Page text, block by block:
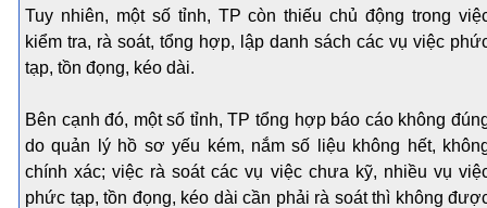
Tuy nhiên, một số tỉnh, TP còn thiếu chủ động trong
kiểm tra, rà soát, tổng hợp, lập danh sách các vụ việc
tạp, tồn đọng, kéo dài.
Bên cạnh đó, một số tỉnh, TP tổng hợp báo cáo không
do quản lý hồ sơ yếu kém, nắm số liệu không hết,
chính xác; việc rà soát các vụ việc chưa kỹ, nhiều vụ
phức tạp, tồn đọng, kéo dài cần phải rà soát thì không